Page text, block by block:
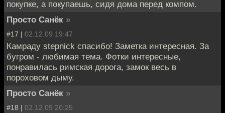
покупке, а покупаешь, сидя дома перед компом.
Просто Санёк »
#17 | 02.12.09 19:47
Камраду stepnick спасибо! Заметка интересная. За
бугром - любимая тема. Фотки интересные,
понравилась римская дорога, замок весь в
пороховом дыму.
Просто Санёк »
#18 | 02.12.09 20:25